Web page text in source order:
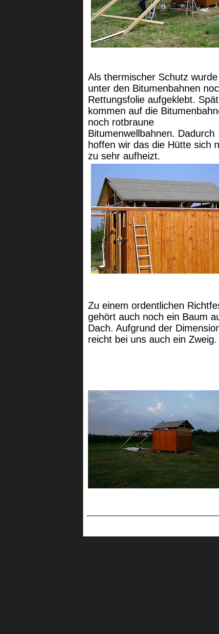
Als thermischer Schutz wurde
unter den Bitumenbahnen
Rettungsfolie aufgeklebt.
kommen auf die
noch rotbraune
Bitumenwellbahnen. Dadurch
hoffen wir das die Hütte sich
zu sehr aufheizt.
Zu einem ordentlichen
gehört auch noch ein Baum
Dach. Aufgrund der
reicht bei uns auch ein Zweig.